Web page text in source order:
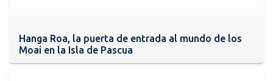
Hanga Roa, la puerta de entrada al mundo de los
Moai en la Isla de Pascua